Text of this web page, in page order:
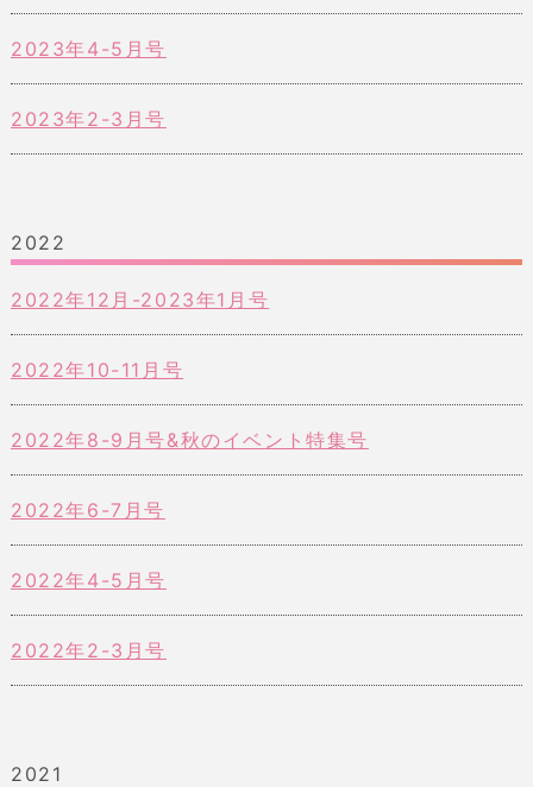
2023年4-5月号
2023年2-3月号
2022
2022年12月-2023年1月号
2022年10-11月号
2022年8-9月号&秋のイベント特集号
2022年6-7月号
2022年4-5月号
2022年2-3月号
2021